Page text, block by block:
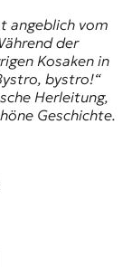
angeblich vom
der
Kosaken in
bystro!“
Herleitung,
Geschichte.